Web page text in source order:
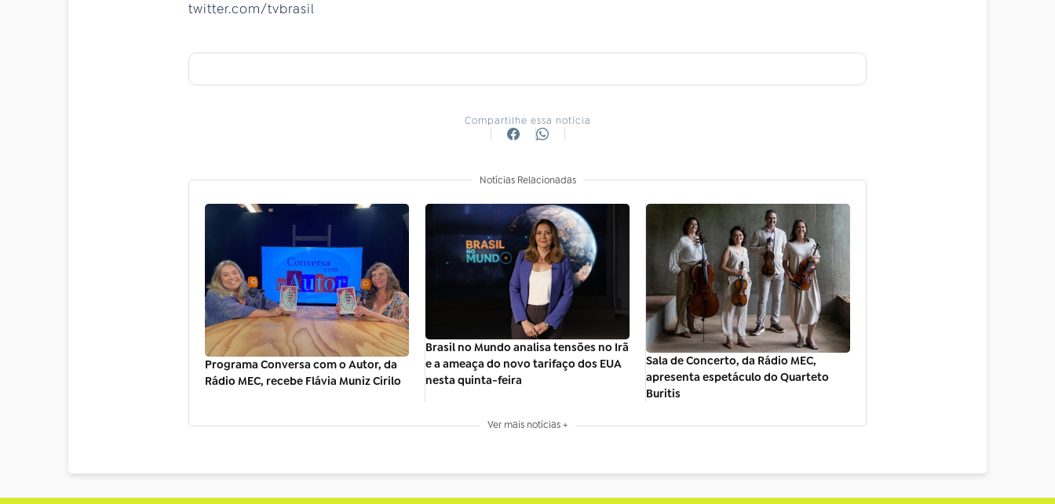
twitter.com/tvbrasil
Compartilhe essa notícia
Notícias Relacionadas
Programa Conversa com o Autor, da
Rádio MEC, recebe Flávia Muniz Cirilo
Brasil no Mundo analisa tensões no Irã
e a ameaça do novo tarifaço dos EUA
nesta quinta-feira
Sala de Concerto, da Rádio MEC,
apresenta espetáculo do Quarteto
Buritis
Ver mais notícias +